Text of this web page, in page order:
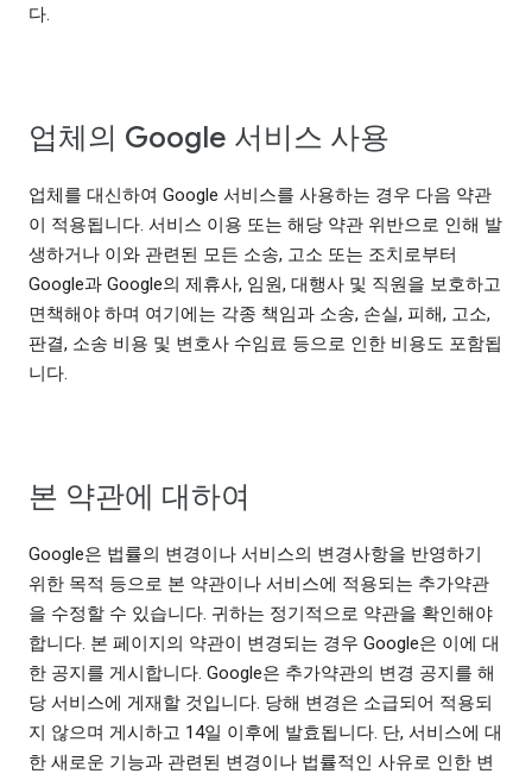
다.
업체의 Google 서비스 사용
업체를 대신하여 Google 서비스를 사용하는 경우 다음 약관
이 적용됩니다. 서비스 이용 또는 해당 약관 위반으로 인해 발
생하거나 이와 관련된 모든 소송, 고소 또는 조치로부터
Google과 Google의 제휴사, 임원, 대행사 및 직원을 보호하고
면책해야 하며 여기에는 각종 책임과 소송, 손실, 피해, 고소,
판결, 소송 비용 및 변호사 수임료 등으로 인한 비용도 포함됩
니다.
본 약관에 대하여
Google은 법률의 변경이나 서비스의 변경사항을 반영하기
위한 목적 등으로 본 약관이나 서비스에 적용되는 추가약관
을 수정할 수 있습니다. 귀하는 정기적으로 약관을 확인해야
합니다. 본 페이지의 약관이 변경되는 경우 Google은 이에 대
한 공지를 게시합니다. Google은 추가약관의 변경 공지를 해
당 서비스에 게재할 것입니다. 당해 변경은 소급되어 적용되
지 않으며 게시하고 14일 이후에 발효됩니다. 단, 서비스에 대
한 새로운 기능과 관련된 변경이나 법률적인 사유로 인한 변